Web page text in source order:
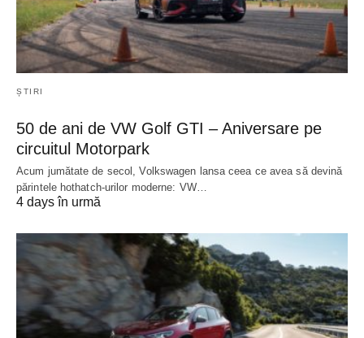
ȘTIRI
50 de ani de VW Golf GTI – Aniversare pe
circuitul Motorpark
Acum jumătate de secol, Volkswagen lansa ceea ce avea să devină
părintele hothatch-urilor moderne: VW…
4 days în urmă